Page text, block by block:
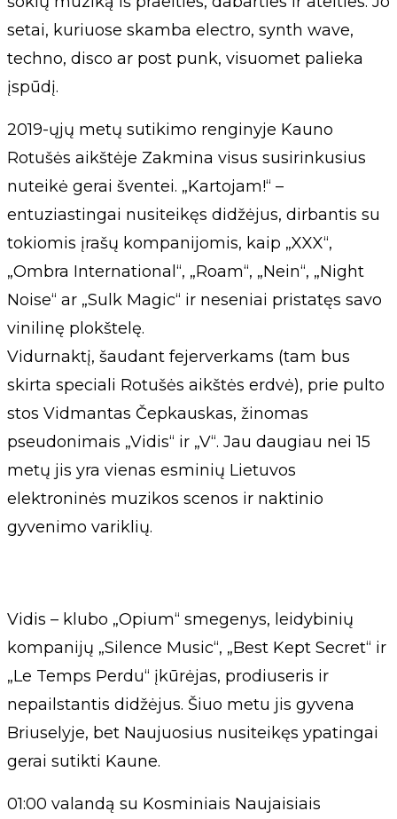
setai, kuriuose skamba electro, synth wave,
techno, disco ar post punk, visuomet palieka
įspūdį.
2019-ųjų metų sutikimo renginyje Kauno
Rotušės aikštėje Zakmina visus susirinkusius
nuteikė gerai šventei. „Kartojam!“ –
entuziastingai nusiteikęs didžėjus, dirbantis su
tokiomis įrašų kompanijomis, kaip „XXX“,
„Ombra International“, „Roam“, „Nein“, „Night
Noise“ ar „Sulk Magic“ ir neseniai pristatęs savo
vinilinę plokštelę.
Vidurnaktį, šaudant fejerverkams (tam bus
skirta speciali Rotušės aikštės erdvė), prie pulto
stos Vidmantas Čepkauskas, žinomas
pseudonimais „Vidis“ ir „V“. Jau daugiau nei 15
metų jis yra vienas esminių Lietuvos
elektroninės muzikos scenos ir naktinio
gyvenimo variklių.
Vidis – klubo „Opium“ smegenys, leidybinių
kompanijų „Silence Music“, „Best Kept Secret“ ir
„Le Temps Perdu“ įkūrėjas, prodiuseris ir
nepailstantis didžėjus. Šiuo metu jis gyvena
Briuselyje, bet Naujuosius nusiteikęs ypatingai
gerai sutikti Kaune.
01:00 valandą su Kosminiais Naujaisiais